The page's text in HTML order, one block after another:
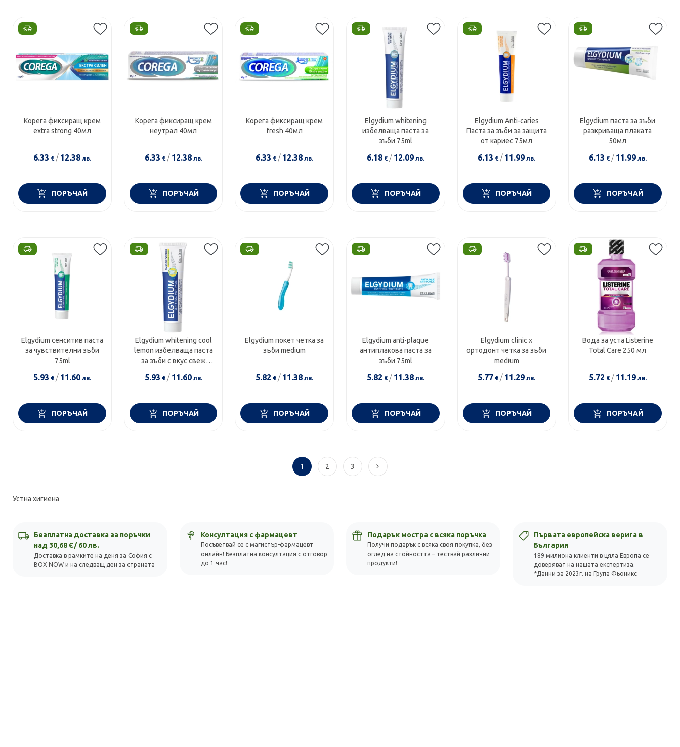
Корега фиксиращ крем
extra strong 40мл
6.33 € / 12.38 лв.
ПОРЪЧАЙ
Корега фиксиращ крем
неутрал 40мл
6.33 € / 12.38лв.
ПОРЪЧАЙ
Корега фиксиращ крем
fresh 40мл
6.33 € / 12.38 лв.
ПОРЪЧАЙ
Elgydium whitening
избелваща паста за
зъби 75ml
6.18€ / 12.09лв.
ПОРЪЧАЙ
Elgydium Anti-caries
Паста за зъби за защита
от кариес 75мл
6.13 € / 11.99 лв.
ПОРЪЧАЙ
Elgydium паста за зъби
разкриваща плаката
50мл
6.13 € / 11.99лв.
ПОРЪЧАЙ
Elgydium сенситив паста
за чувствителни зъби
75ml
5.93 € / 11.60 лв.
ПОРЪЧАЙ
Elgydium whitening cool
lemon избелваща паста
за зъби с вкус свеж
5.93 € / 11.60лв.
ПОРЪЧАЙ
Elgydium покет четка за
зъби medium
5.82 € / 11.38 лв.
ПОРЪЧАЙ
Elgydium anti-plaque
антиплакова паста за
зъби 75ml
5.82 € / 11.38лв.
ПОРЪЧАЙ
Elgydium clinic х
ортодонт четка за зъби
medium
5.77 € / 11.29 лв.
ПОРЪЧАЙ
Вода за уста Listerine
Total Care 250 мл
5.72 € / 11.19лв.
ПОРЪЧАЙ
1 2 3
Устна хигиена
Безплатна доставка за поръчки
над 30,68 Є/ 60 лв.
Доставка в рамките на деня за София с
BOX NOW и на следващ ден за страната
Консултация с фармацевт
Посъветвай се с магистър-фармацевт
онлайн! Безплатна консултация с отговор
до 1 час!
Подарък мостра с всяка поръчка
Получи подарък с всяка своя покупка, без
оглед на стойността – тествай различни
продукти!
Първата европейска верига в
България
189 милиона клиенти в цяла Европа се
доверяват на нашата експертиза.
*Данни за 2023г. на Група Фьоникс